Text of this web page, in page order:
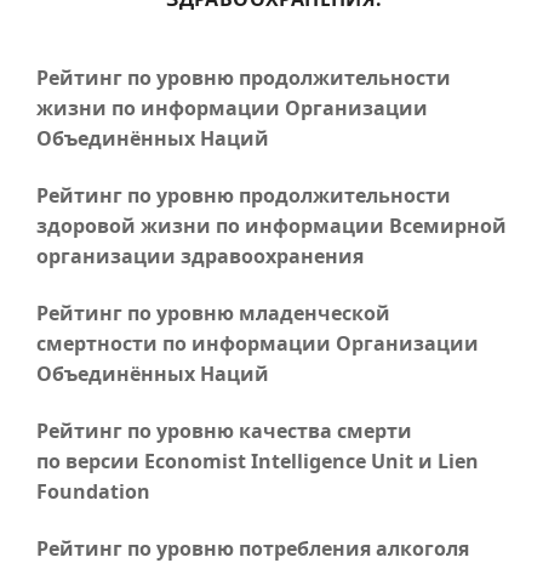
Рейтинг по уровню продолжительности
жизни по информации Организации
Объединённых Наций
Рейтинг по уровню продолжительности
здоровой жизни по информации Всемирной
организации здравоохранения
Рейтинг по уровню младенческой
смертности по информации Организации
Объединённых Наций
Рейтинг по уровню качества смерти
по версии Economist Intelligence Unit и Lien
Foundation
Рейтинг по уровню потребления алкоголя